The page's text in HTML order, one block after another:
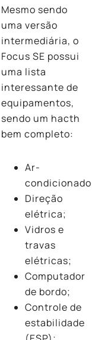
Mesmo sendo
uma versão
intermediária, o
Focus SE possui
uma lista
interessante de
equipamentos,
sendo um hacth
bem completo:
Ar-
Direção
elétrica;
Vidros e
travas
elétricas;
Computador
de bordo;
Controle de
estabilidade